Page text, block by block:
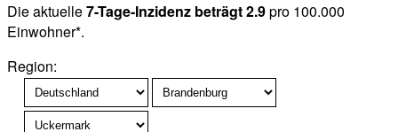
Die aktuelle7-Tage-Inzidenz beträgt 2.9pro 100.000
Einwohner*.
Region: